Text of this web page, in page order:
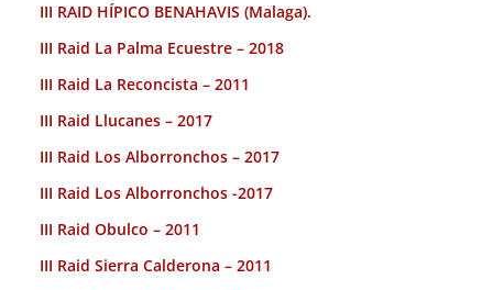
III RAID HÍPICO BENAHAVIS (Malaga).
III Raid La Palma Ecuestre – 2018
III Raid La Reconcista – 2011
III Raid Llucanes – 2017
III Raid Los Alborronchos – 2017
III Raid Los Alborronchos -2017
III Raid Obulco – 2011
III Raid Sierra Calderona – 2011